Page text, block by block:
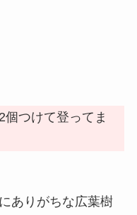
つけて登ってま
ありがちな広葉樹